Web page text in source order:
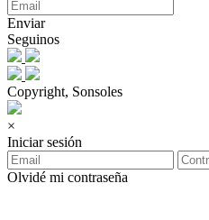
Enviar
Seguinos
Copyright, Sonsoles
×
Iniciar sesión
Olvidé mi contraseña